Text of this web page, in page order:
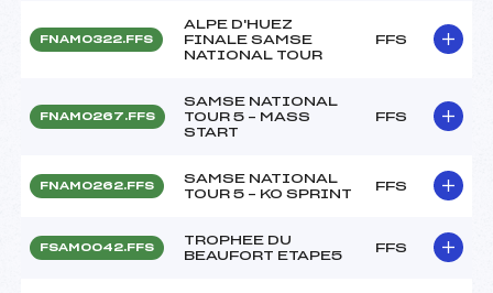
FNAM0322.FFS
ALPE D'HUEZ
FINALE SAMSE
NATIONAL TOUR
FFS
FNAM0267.FFS
SAMSE NATIONAL
TOUR 5 – MASS
START
FFS
FNAM0262.FFS
SAMSE NATIONAL
TOUR 5 – KO SPRINT
FFS
FSAM0042.FFS
TROPHEE DU
BEAUFORT ETAPE5
FFS